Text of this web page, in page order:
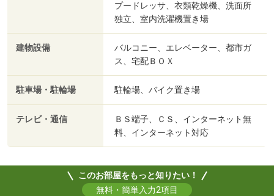
プードレッサ、衣類乾燥機、洗面所
独立、室内洗濯機置き場
建物設備
バルコニー、エレベーター、都市ガ
ス、宅配ＢＯＸ
駐車場・駐輪場 駐輪場、バイク置き場
テレビ・通信
ＢＳ端子、ＣＳ、インターネット無
料、インターネット対応
このお部屋をもっと知りたい！
無料・簡単入力2項目